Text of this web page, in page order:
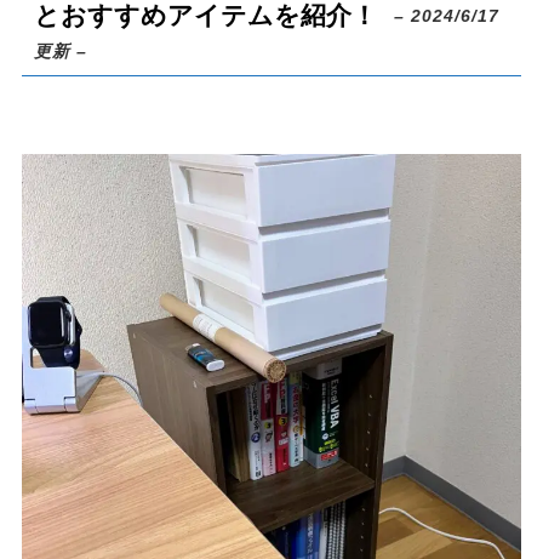
とおすすめアイテムを紹介！
– 2024/6/17
更新 –